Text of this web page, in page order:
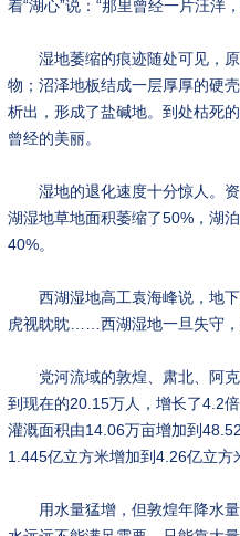
着“湖心”说：“那里曾经一片汪洋
湿地萎缩的痕迹随处可见，原
物；沼泽地板结成一层厚厚的硬
析出，形成了盐碱地。到处枯死
曾经的美丽。
湿地的退化速度十分惊人。资
湖湿地草地面积萎缩了50%，湖
40%。
西湖湿地高工袁海峰说，地下
虎视眈眈……西湖湿地一旦失守，
党河流域的敦煌、肃北、阿克
到现在的20.15万人，增长了4.2
灌溉面积由14.06万亩增加到
1.445亿立方米增加到4.26亿立方
用水量猛增，但敦煌年降水量